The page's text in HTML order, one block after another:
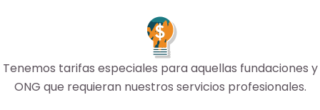
Tenemos tarifas especiales para aquellas fundaciones y
ONG que requieran nuestros servicios profesionales.